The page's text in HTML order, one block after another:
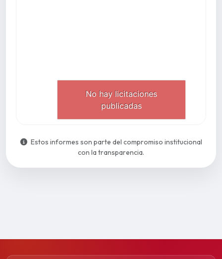
Estos informes son parte del compromiso institucional
con la transparencia.